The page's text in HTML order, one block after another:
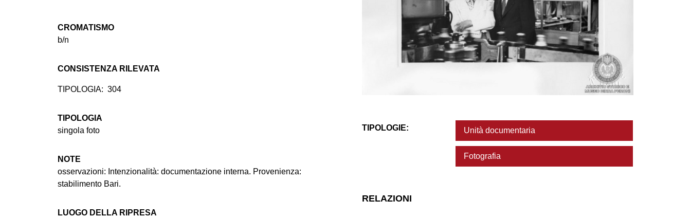
CROMATISMO
b/n
CONSISTENZA RILEVATA
TIPOLOGIA: 304
TIPOLOGIA
singola foto
NOTE
osservazioni: Intenzionalità: documentazione interna. Provenienza:
stabilimento Bari.
LUOGO DELLA RIPRESA
TIPOLOGIE: Unità documentaria
Fotografia
RELAZIONI